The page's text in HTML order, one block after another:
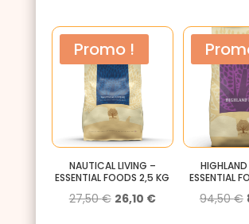
initial
était :
92,61 €.
actuel
81,00 €.
Promo !
NAUTICAL LIVING –
ESSENTIAL FOODS 2,5 KG
27,50€ Le
26,10 €Le
ESSENTIAL
94,50€